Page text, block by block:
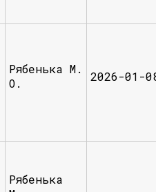
Рябенька М.
О.
2026-01-
Рябенька